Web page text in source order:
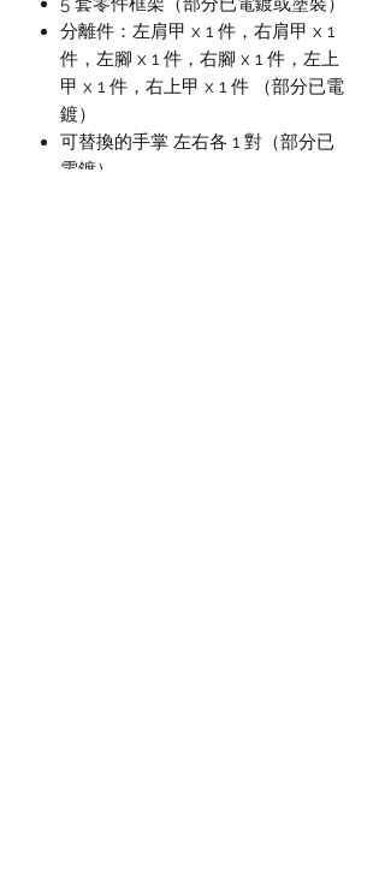
分離件：左肩甲 x 1 件，右肩甲 x 1
件，左腳 x 1 件，右腳 x 1 件，左上
甲 x 1 件，右上甲 x 1 件 （部分已電
鍍）
可替換的手掌 左右各 1 對（部分已
電鍍）